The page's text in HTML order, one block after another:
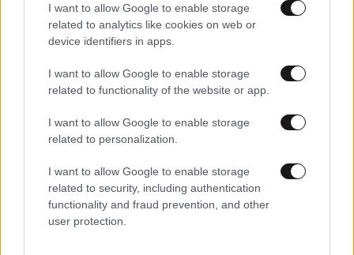
I want to allow Google to enable storage
related to analytics like cookies on web or
device identifiers in apps.
I want to allow Google to enable storage
related to functionality of the website or app.
I want to allow Google to enable storage
related to personalization.
I want to allow Google to enable storage
related to security, including authentication
functionality and fraud prevention, and other
user protection.
ΚΟΣΜΟΣ 46 λ. πριν
Ο άνθρωπος που περπάτησε ανάμεσα στους
Δίδυμους Πύργους χωρίς δίχτυ προστασίας -
Το «καλλιτεχνικό έγκλημα του αιώνα»